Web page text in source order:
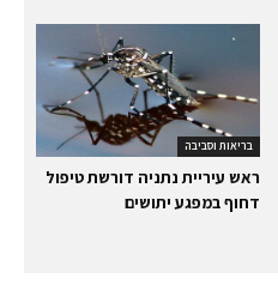
בריאות וסביבה
ראש עיריית נתניה דורשת טיפול
דחוף במפגע יתושים